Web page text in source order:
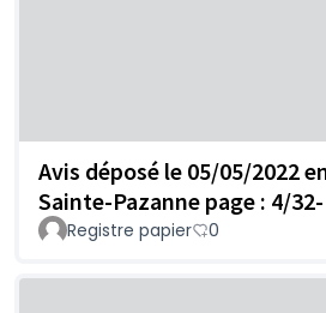
Avis déposé le 05/05/2022
Sainte-Pazanne page : 4/32-
Registre papier 0